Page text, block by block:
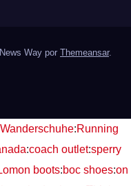
Way por Themeansar.
:Running
:coach outlet:sperry
boots:boc shoes:on